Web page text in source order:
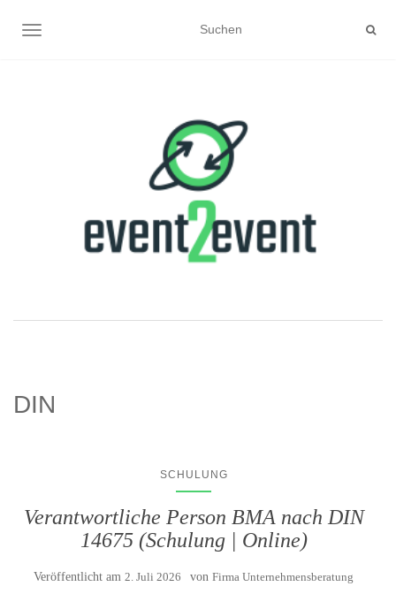
NAVIGATION UMSCHALTEN
DIN
SCHULUNG
Verantwortliche Person BMA nach DIN
14675 (Schulung | Online)
Veröffentlicht am 2. Juli 2026 von Firma Unternehmensberatung